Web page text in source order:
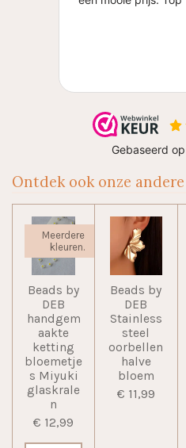
Ontdek ook onze
Meerdere
kleuren.
Beads by
DEB
handgem
aakte
ketting
bloemetje
s Miyuki
glaskrale
n
€ 12,99
Beads by
DEB
Stainless
steel
oorbellen
halve
bloem
€ 11,99